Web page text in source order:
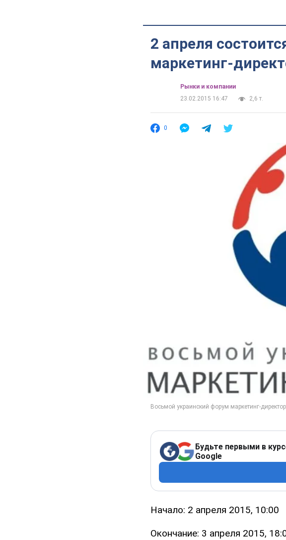
2 апреля
маркетинг-
Рынки и компании
23.02.2015 16:47
2,6 т.
0
Будьте первыми в
Google
Начало: 2 апреля 2015, 10:00
Окончание: 3 апреля 2015,